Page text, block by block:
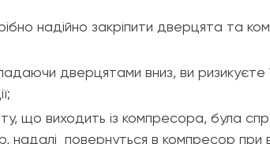
надійно закріпити дверцята та
дверцятами вниз, ви
що виходить із компресора, була
надалі повернуться в компресор